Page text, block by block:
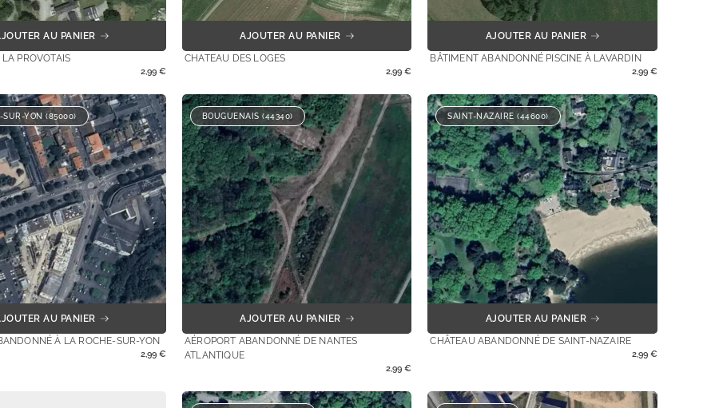
AU PANIER
PROVOTAIS
2,99 €
AJOUTER AU PANIER
CHATEAU DES LOGES
2,99€
AJOUTER AU PANIER
BÂTIMENT ABANDONNÉ PISCINE À LAVARDIN
2,99 €
SUR-YON (85000)
AU PANIER
À LA ROCHE-SUR-YON
2,99 €
BOUGUENAIS (44340)
AJOUTER AU PANIER
AÉROPORT ABANDONNÉ DE NANTES
ATLANTIQUE
2,99€
SAINT-NAZAIRE (44600)
AJOUTER AU PANIER
CHÂTEAU ABANDONNÉ DE SAINT-NAZAIRE
2,99 €